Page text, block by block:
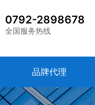
0792-2898678
全国服务热线
品牌代理